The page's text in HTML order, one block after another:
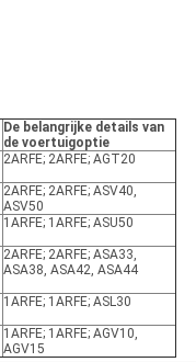
De belangrijke details van
de voertuigoptie
2ARFE; 2ARFE; AGT20
2ARFE; 2ARFE; ASV40,
ASV50
1ARFE; 1ARFE; ASU50
2ARFE; 2ARFE; ASA33,
ASA38, ASA42, ASA44
1ARFE; 1ARFE; ASL30
1ARFE; 1ARFE; AGV10,
AGV15